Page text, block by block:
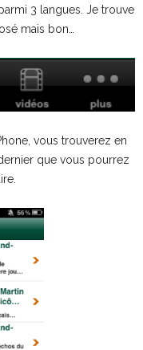
3 langues. Je trouve
mais bon…
vous trouverez en
que vous pourrez